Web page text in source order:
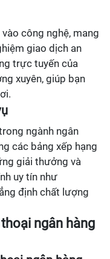
công nghệ, mang
giao dịch an
trực tuyến của
xuyên, giúp bạn
ngành ngân
các bảng xếp hạng
giải thưởng và
uy tín như
định chất lượng
ngân hàng